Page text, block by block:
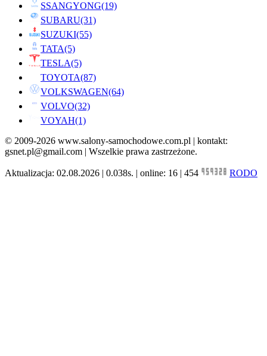
SSANGYONG(19)
SUBARU(31)
SUZUKI(55)
TATA(5)
TESLA(5)
TOYOTA(87)
VOLKSWAGEN(64)
VOLVO(32)
VOYAH(1)
© 2009-2026 www.salony-samochodowe.com.pl | kontakt:
gsnet.pl@gmail.com | Wszelkie prawa zastrzeżone.
Aktualizacja: 02.08.2026 | 0.038s. | online: 16 | 454 RODO